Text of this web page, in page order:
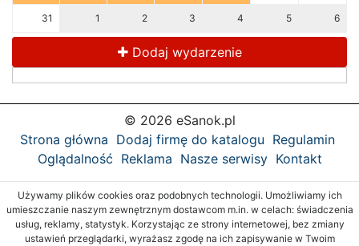
31 1 2 3 4 5 6
Dodaj wydarzenie
© 2026 eSanok.pl
Strona główna Dodaj firmę do katalogu Regulamin
Oglądalność Reklama Nasze serwisy Kontakt
Używamy plików cookies oraz podobnych technologii. Umożliwiamy ich
umieszczanie naszym zewnętrznym dostawcom m.in. w celach: świadczenia
usług, reklamy, statystyk. Korzystając ze strony internetowej, bez zmiany
ustawień przeglądarki, wyrażasz zgodę na ich zapisywanie w Twoim